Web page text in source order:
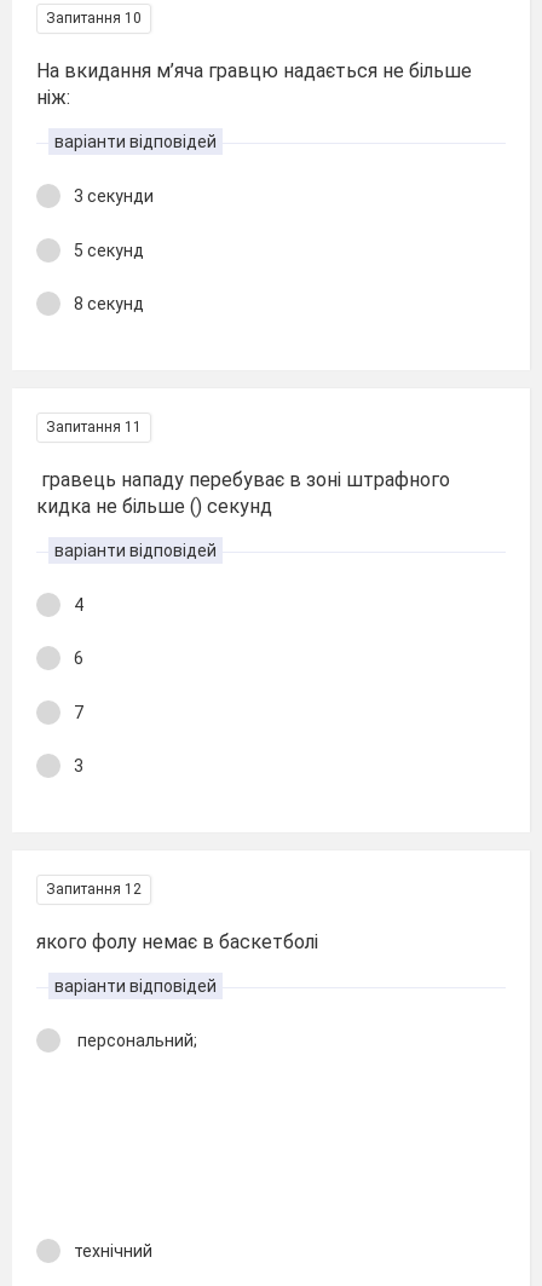
Запитання 10
На вкидання м’яча гравцю надається не більше
ніж:
варіанти відповідей
3 секунди
5 секунд
8 секунд
Запитання 11
гравець нападу перебуває в зоні штрафного
кидка не більше () секунд
варіанти відповідей
4
6
7
3
Запитання 12
якого фолу немає в баскетболі
варіанти відповідей
персональний;
технічний